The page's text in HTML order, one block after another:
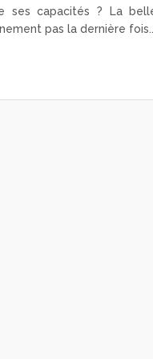
ses capacités ? La
pas la dernière